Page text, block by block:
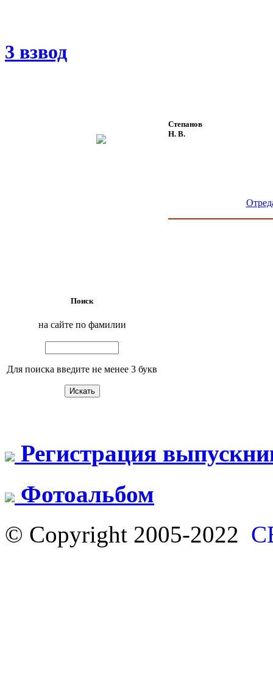
3 взвод
Степанов
Н. В.
Поиск
на сайте по фамилии
Для поиска введите не менее 3 букв
Регистрация
Фотоальбом
© Copyright 2005-2022